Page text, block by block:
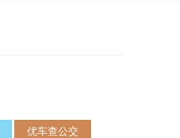
优车查公交